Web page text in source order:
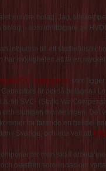
mindre bolag. Jag,
– som idrifttagare av
inbjudna till ett studiebesök
har möjligheten att få en
HVDC-verksamhet som
är också belägna i
till SVC- (Static Var
slutligen monteringen. Det
fortfarande en hel del
i Sverige, och inte valt att
man skall arbeta
plastfilm som lindas om